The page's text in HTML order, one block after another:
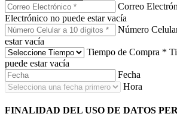
Correo
Electrónico no puede estar vacía
Número
estar vacía
Tiempo de Compra *
puede estar vacía
Fecha
Hora
FINALIDAD DEL USO DE DATOS